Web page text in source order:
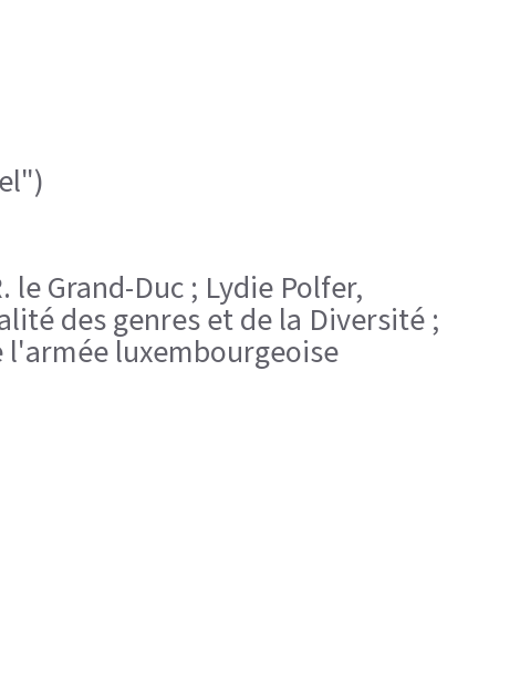
le Grand-Duc ; Lydie Polfer,
des genres et de la Diversité ;
l'armée luxembourgeoise